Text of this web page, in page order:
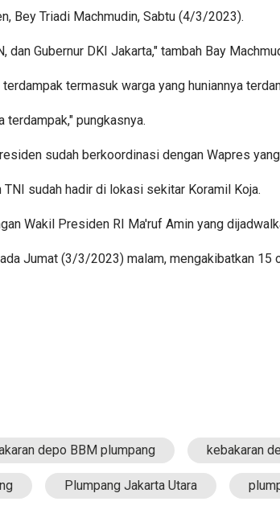
Bey Triadi Machmudin, Sabtu (4/3/2023).
Gubernur DKI Jakarta," tambah Bay
termasuk warga yang huniannya
terdampak," pungkasnya.
sudah berkoordinasi dengan Wapres
sudah hadir di lokasi sekitar Koramil Koja.
Wakil Presiden RI Ma'ruf Amin yang
Jumat (3/3/2023) malam, mengakibatkan 15
depo BBM plumpang kebakaran
Plumpang Jakarta Utara